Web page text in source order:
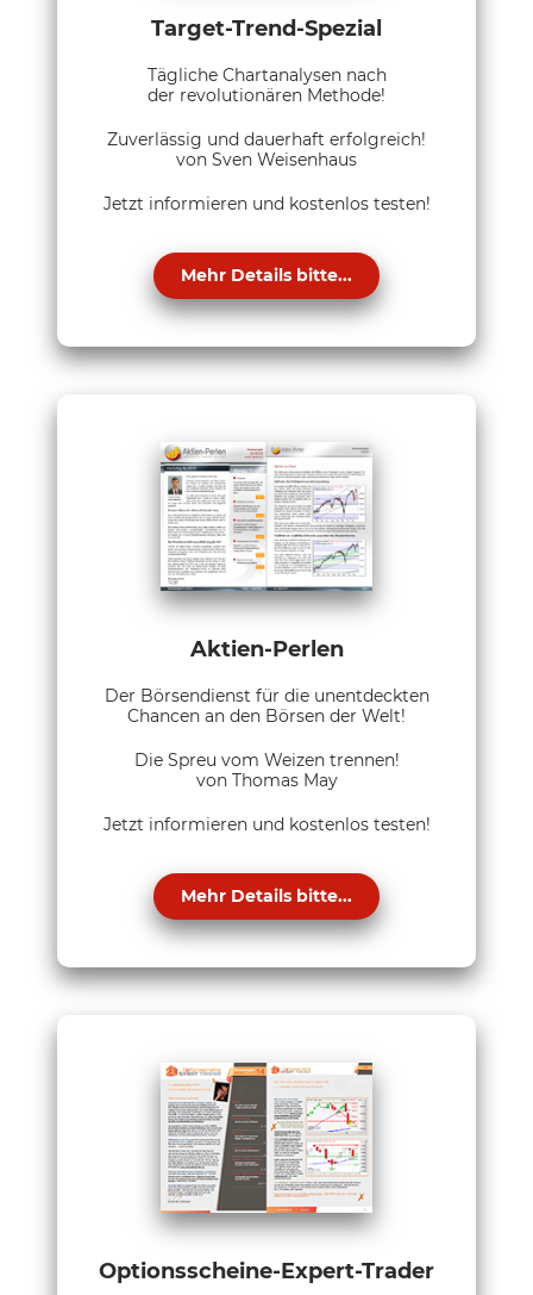
Target-Trend-Spezial
Tägliche Chartanalysen nach
der revolutionären Methode!
Zuverlässig und dauerhaft erfolgreich!
von Sven Weisenhaus
Jetzt informieren und kostenlos testen!
Mehr Details bitte...
Aktien-Perlen
Der Börsendienst für die unentdeckten
Chancen an den Börsen der Welt!
Die Spreu vom Weizen trennen!
von Thomas May
Jetzt informieren und kostenlos testen!
Mehr Details bitte...
Optionsscheine-Expert-Trader